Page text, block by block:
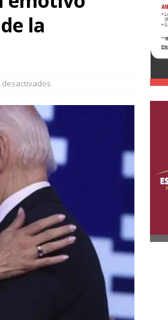
dos puntos en la Leagues
mexicano
la